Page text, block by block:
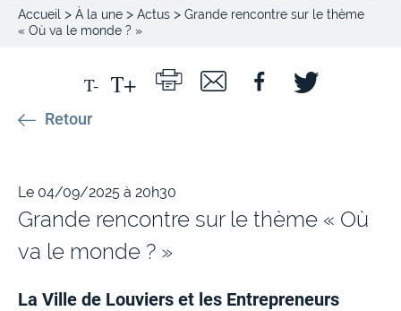
Accueil > À la une > Actus > Grande rencontre sur le thème
« Où va le monde ? »
Retour
Le 04/09/2025 à 20h30
Grande rencontre sur le thème « Où
va le monde ? »
La Ville de Louviers et les Entrepreneurs